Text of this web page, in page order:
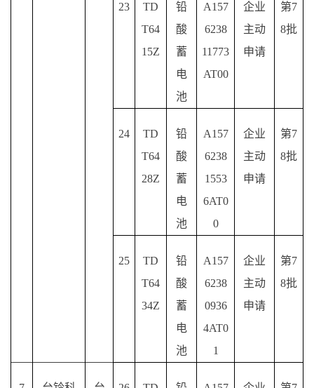
23
TD
T64
15Z
铅
酸
蓄
电
池
A157
6238
11773
AT00
企业
主动
申请
第7
8批
24
TD
T64
28Z
铅
酸
蓄
电
池
A157
6238
1553
6AT0
0
企业
主动
申请
第7
8批
25
TD
T64
34Z
铅
酸
蓄
电
池
A157
6238
0936
4AT0
1
企业
主动
申请
第7
8批